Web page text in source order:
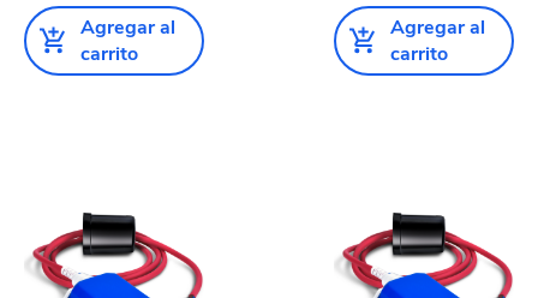
Agregar al
carrito
Agregar al
carrito